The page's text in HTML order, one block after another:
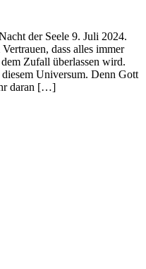
der Seele 9. Juli 2024.
dass alles immer
Zufall überlassen wird.
Universum. Denn Gott
daran […]